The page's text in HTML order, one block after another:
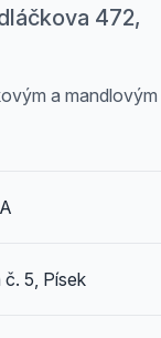
472,
a mandlovým
5, Písek